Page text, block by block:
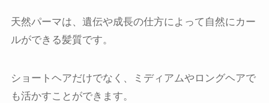
天然パーマは、遺伝や成長の仕方によって自然にカー
ルができる髪質です。
ショートヘアだけでなく、ミディアムやロングヘアで
も活かすことができます。